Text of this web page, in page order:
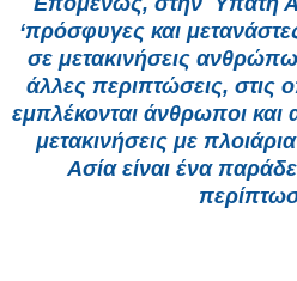
‘πρόσφυγες και
σε μετακινήσεις
άλλες περιπτώσεις, στις
εμπλέκονται άνθρωποι και
μετακινήσεις με
Ασία είναι ένα